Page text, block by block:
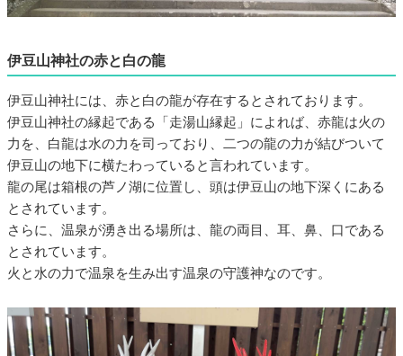
伊豆山神社の赤と白の龍
伊豆山神社には、赤と白の龍が存在するとされております。
伊豆山神社の縁起である「走湯山縁起」によれば、赤龍は火の
力を、白龍は水の力を司っており、二つの龍の力が結びついて
伊豆山の地下に横たわっていると言われています。
龍の尾は箱根の芦ノ湖に位置し、頭は伊豆山の地下深くにある
とされています。
さらに、温泉が湧き出る場所は、龍の両目、耳、鼻、口である
とされています。
火と水の力で温泉を生み出す温泉の守護神なのです。